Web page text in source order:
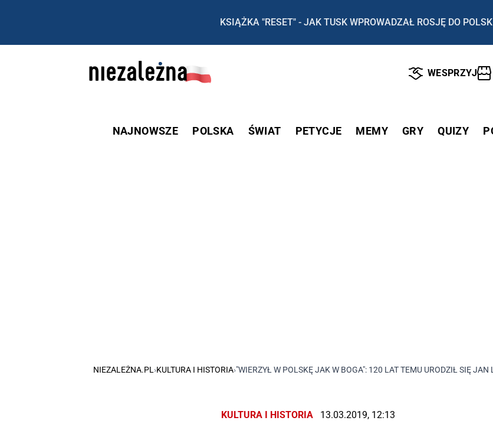
KSIĄŻKA "RESET" - JAK TUSK WPROWADZAŁ ROSJĘ DO
WESPRZYJ
NAJNOWSZE POLSKA ŚWIAT PETYCJE MEMY GRY QUIZY
NIEZALEŻNA.PL ›KULTURA I HISTORIA›"WIERZYŁ W POLSKĘ JAK W BOGA": 120 LAT TEMU URODZIŁ SIĘ JAN
KULTURA I HISTORIA 13.03.2019, 12:13